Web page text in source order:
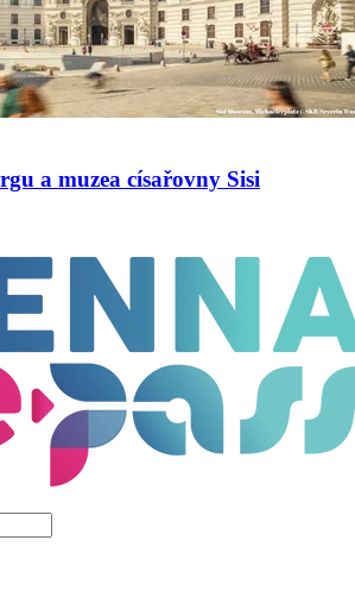
a muzea císařovny Sisi